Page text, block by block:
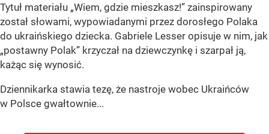
Tytuł materiału „Wiem, gdzie mieszkasz!” zainspirowany
został słowami, wypowiadanymi przez dorosłego Polaka
do ukraińskiego dziecka. Gabriele Lesser opisuje w nim, jak
„postawny Polak” krzyczał na dziewczynkę i szarpał ją,
każąc się wynosić.
Dziennikarka stawia tezę, że nastroje wobec Ukraińców
w Polsce gwałtownie...